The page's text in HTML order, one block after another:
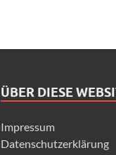
ÜBER DIESE
Impressum
Datenschutzerklärung